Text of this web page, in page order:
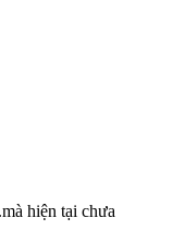
hiện tại chưa